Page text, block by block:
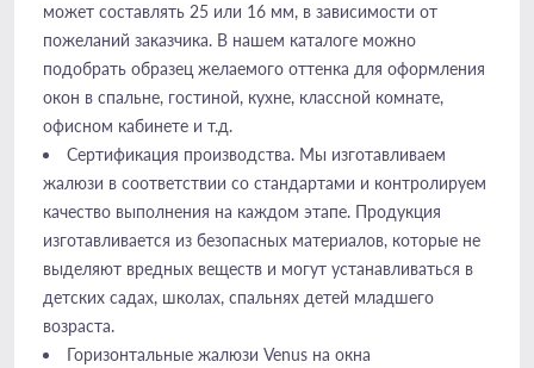
может составлять 25 или 16 мм, в зависимости от
пожеланий заказчика. В нашем каталоге можно
подобрать образец желаемого оттенка для оформления
окон в спальне, гостиной, кухне, классной комнате,
офисном кабинете и т.д.
Сертификация производства. Мы изготавливаем
жалюзи в соответствии со стандартами и контролируем
качество выполнения на каждом этапе. Продукция
изготавливается из безопасных материалов, которые не
выделяют вредных веществ и могут устанавливаться в
детских садах, школах, спальнях детей младшего
возраста.
Горизонтальные жалюзи Venus на окна